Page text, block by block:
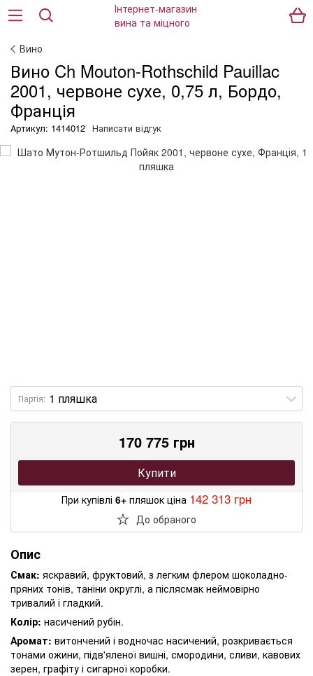
Вино
Вино Ch Mouton-Rothschild Pauillac
2001, червоне сухе, 0,75 л, Бордо,
Франція
Артикул: 1414012 Написати відгук
Партія:
170 775 грн
Купити
При купівлі 6+ пляшок ціна 142 313 грн
До обраного
Опис
Смак: яскравий, фруктовий, з легким флером шоколадно-
пряних тонів, таніни округлі, а післясмак неймовірно
тривалий і гладкий.
Колір: насичений рубін.
Аромат: витончений і водночас насичений, розкривається
тонами ожини, підв'яленої вишні, смородини, сливи, кавових
зерен, графіту і сигарної коробки.